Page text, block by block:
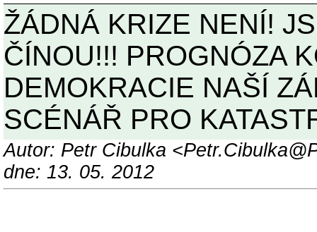
ŽÁDNÁ KRIZE NENÍ!
ČÍNOU!!! PROGNÓZA
DEMOKRACIE NAŠÍ
SCÉNÁŘ PRO
Autor: Petr Cibulka
dne: 13. 05. 2012